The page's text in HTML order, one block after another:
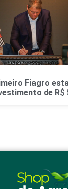
Fiagro
de R$